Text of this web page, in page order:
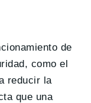
de
como el
reducir la
que una